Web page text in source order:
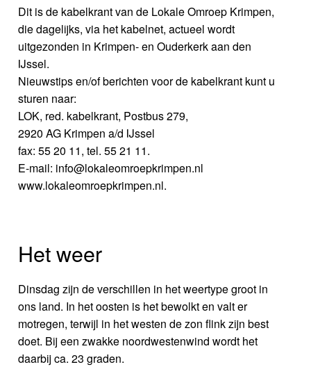
Dit is de kabelkrant van de Lokale Omroep Krimpen,
die dagelijks, via het kabelnet, actueel wordt
uitgezonden in Krimpen- en Ouderkerk aan den
IJssel.
Nieuwstips en/of berichten voor de kabelkrant kunt u
sturen naar:
LOK, red. kabelkrant, Postbus 279,
2920 AG Krimpen a/d IJssel
fax: 55 20 11, tel. 55 21 11.
E-mail: info@lokaleomroepkrimpen.nl
www.lokaleomroepkrimpen.nl.
Het weer
Dinsdag zijn de verschillen in het weertype groot in
ons land. In het oosten is het bewolkt en valt er
motregen, terwijl in het westen de zon flink zijn best
doet. Bij een zwakke noordwestenwind wordt het
daarbij ca. 23 graden.